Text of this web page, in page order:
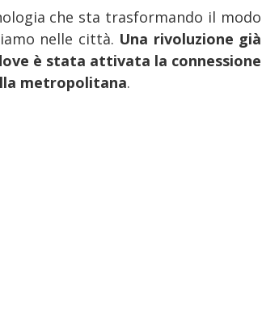
che sta trasformando il modo
nelle città. Una rivoluzione già
è stata attivata la connessione
metropolitana.